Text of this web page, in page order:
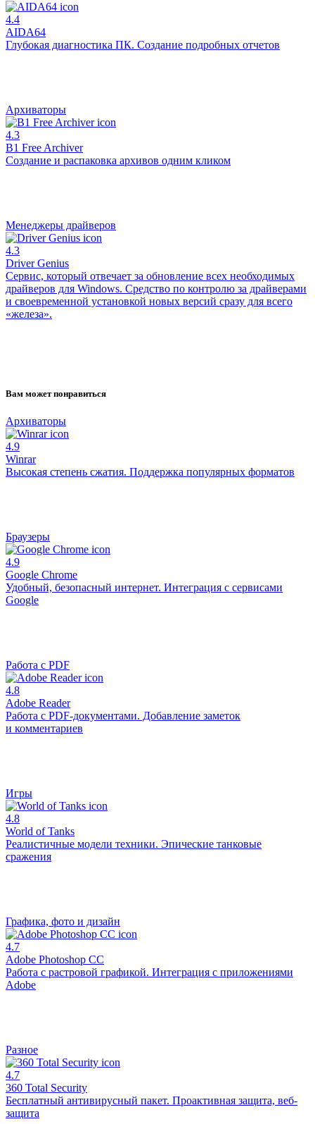
4.4
AIDA64
Глубокая диагностика ПК. Создание подробных отчетов
Архиваторы
4.3
B1 Free Archiver
Создание и распаковка архивов одним кликом
Менеджеры драйверов
4.3
Driver Genius
Сервис, который отвечает за обновление всех необходимых
драйверов для Windows. Средство по контролю за драйверами
и своевременной установкой новых версий сразу для всего
«железа».
Вам может понравиться
Архиваторы
4.9
Winrar
Высокая степень сжатия. Поддержка популярных форматов
Браузеры
4.9
Google Chrome
Удобный, безопасный интернет. Интеграция с сервисами
Google
Работа с PDF
4.8
Adobe Reader
Работа с PDF-документами. Добавление заметок
и комментариев
Игры
4.8
World of Tanks
Реалистичные модели техники. Эпические танковые
сражения
Графика, фото и дизайн
4.7
Adobe Photoshop CC
Работа с растровой графикой. Интеграция с приложениями
Adobe
Разное
4.7
360 Total Security
Бесплатный антивирусный пакет. Проактивная защита, веб-
защита